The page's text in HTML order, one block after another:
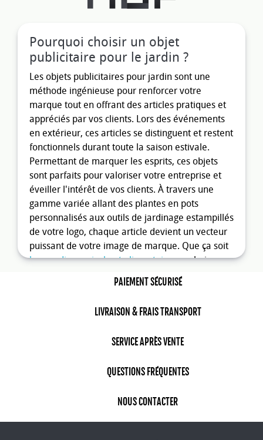
Pourquoi choisir un objet
publicitaire pour le jardin ?
Les objets publicitaires pour jardin sont une
méthode ingénieuse pour renforcer votre
marque tout en offrant des articles pratiques et
appréciés par vos clients. Lors des événements
en extérieur, ces articles se distinguent et restent
fonctionnels durant toute la saison estivale.
Permettant de marquer les esprits, ces objets
sont parfaits pour valoriser votre entreprise et
éveiller l'intérêt de vos clients. À travers une
gamme variée allant des plantes en pots
personnalisés aux outils de jardinage estampillés
de votre logo, chaque article devient un vecteur
puissant de votre image de marque. Que ça soit
les goodies agricole et alimentaire, un choix
personnalisés de ces outils, pensés pour allier
utilité, visibilité et authenticité de votre marque.
Quel type d'objet publicitaire pour
objets publicitaires pour jardin
figurent les arrosoirs, les kits de plantation, les
pour jardin. Chaque produit peut être
PAIEMENT SÉCURISÉ
LIVRAISON & FRAIS TRANSPORT
SERVICE APRÈS VENTE
QUESTIONS FRÉQUENTES
NOUS CONTACTER